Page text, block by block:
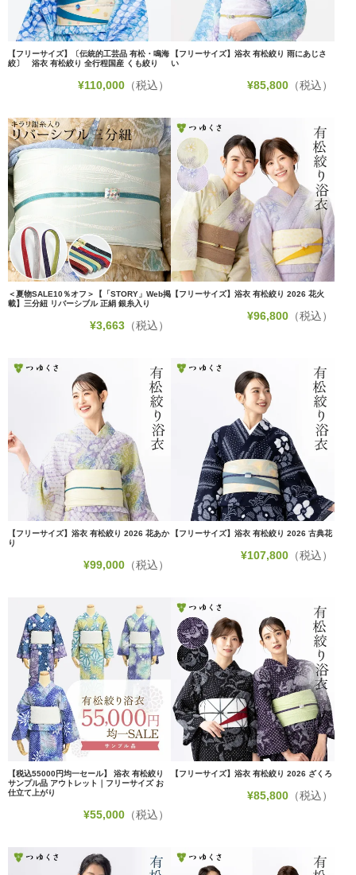
【フリーサイズ】〔伝統的工芸品 有松・鳴海
絞〕 浴衣 有松絞り 全行程国産 くも絞り
¥110,000 （税込）
【フリーサイズ】浴衣 有松絞り 雨にあじさ
い
¥85,800（税込）
＜夏物SALE10％オフ＞【「STORY」Web掲
載】三分紐 リバーシブル 正絹 銀糸入り
¥3,663 （税込）
【フリーサイズ】浴衣 有松絞り 2026 花火
¥96,800（税込）
【フリーサイズ】浴衣 有松絞り 2026 花あか
り
¥99,000 （税込）
【フリーサイズ】浴衣 有松絞り 2026 古典花
¥107,800（税込）
【税込55000円均一セール】 浴衣 有松絞り
サンプル品 アウトレット｜フリーサイズ お
仕立て上がり
¥55,000 （税込）
【フリーサイズ】浴衣 有松絞り 2026 ざくろ
¥85,800（税込）